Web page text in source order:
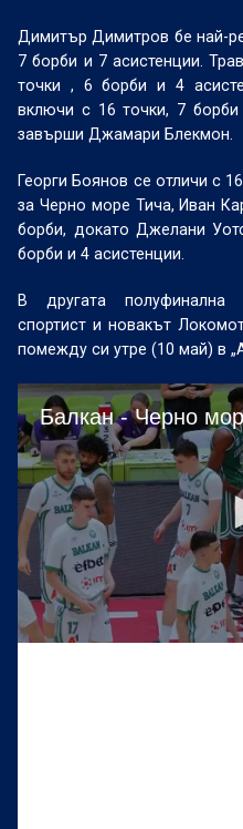
Димитър Димитров бе най-
7 борби и 7 асистенции.
точки , 6 борби и 4
включи с 16 точки, 7
завърши Джамари Блекмон.
Георги Боянов се отличи с
за Черно море Тича, Иван
борби, докато Джелани
борби и 4 асистенции.
В другата полуфинална
спортист и новакът
помежду си утре (10 май) в